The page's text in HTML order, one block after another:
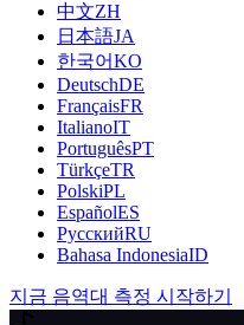
中文ZH
日本語JA
한국어KO
DeutschDE
FrançaisFR
ItalianoIT
PortuguêsPT
TürkçeTR
PolskiPL
EspañolES
РусскийRU
Bahasa IndonesiaID
지금 음역대 측정 시작하기